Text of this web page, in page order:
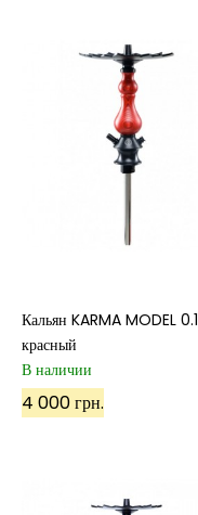
Кальян KARMA MODEL 0.1
красный
В наличии
4 000 грн.